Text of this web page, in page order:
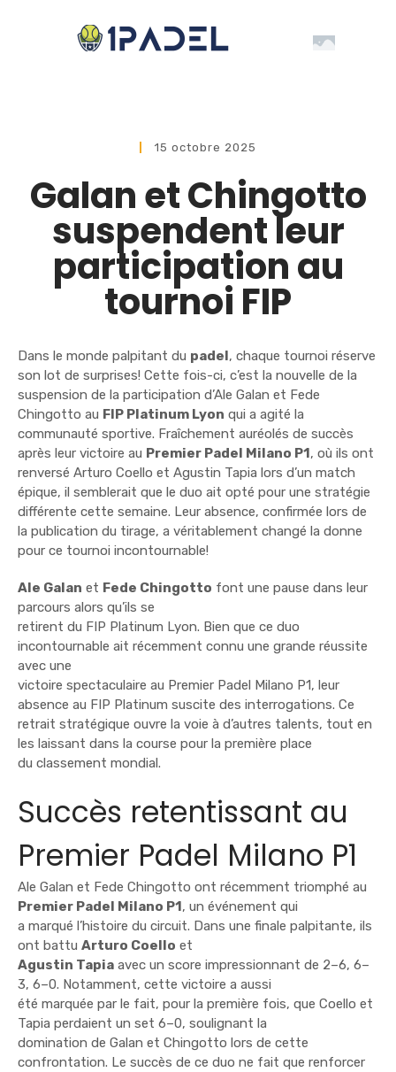
15 octobre 2025
Galan et Chingotto
suspendent leur
participation au
tournoi FIP
Dans le monde palpitant du padel, chaque tournoi réserve
son lot de surprises! Cette fois-ci, c’est la nouvelle de la
suspension de la participation d’Ale Galan et Fede
Chingotto au FIP Platinum Lyon qui a agité la
communauté sportive. Fraîchement auréolés de succès
après leur victoire au Premier Padel Milano P1, où ils ont
renversé Arturo Coello et Agustin Tapia lors d’un match
épique, il semblerait que le duo ait opté pour une stratégie
différente cette semaine. Leur absence, confirmée lors de
la publication du tirage, a véritablement changé la donne
pour ce tournoi incontournable!
Ale Galan et Fede Chingotto font une pause dans leur
parcours alors qu’ils se
retirent du FIP Platinum Lyon. Bien que ce duo
incontournable ait récemment connu une grande réussite
avec une
victoire spectaculaire au Premier Padel Milano P1, leur
absence au FIP Platinum suscite des interrogations. Ce
retrait stratégique ouvre la voie à d’autres talents, tout en
les laissant dans la course pour la première place
du classement mondial.
Succès retentissant au
Premier Padel Milano P1
Ale Galan et Fede Chingotto ont récemment triomphé au
Premier Padel Milano P1, un événement qui
a marqué l’histoire du circuit. Dans une finale palpitante, ils
ont battu Arturo Coello et
Agustin Tapia avec un score impressionnant de 2–6, 6–
3, 6–0. Notamment, cette victoire a aussi
été marquée par le fait, pour la première fois, que Coello et
Tapia perdaient un set 6–0, soulignant la
domination de Galan et Chingotto lors de cette
confrontation. Le succès de ce duo ne fait que renforcer